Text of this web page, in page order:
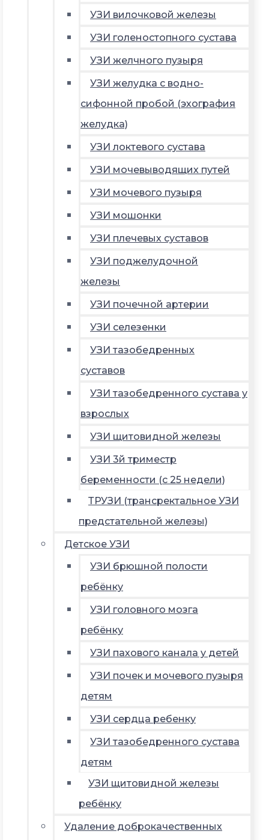
УЗИ вилочковой железы
УЗИ голеностопного сустава
УЗИ желчного пузыря
УЗИ желудка с водно-
сифонной пробой (эхография
желудка)
УЗИ локтевого сустава
УЗИ мочевыводящих путей
УЗИ мочевого пузыря
УЗИ мошонки
УЗИ плечевых суставов
УЗИ поджелудочной
железы
УЗИ почечной артерии
УЗИ селезенки
УЗИ тазобедренных
суставов
УЗИ тазобедренного сустава у
взрослых
УЗИ щитовидной железы
УЗИ 3й триместр
беременности (с 25 недели)
ТРУЗИ (трансректальное УЗИ
предстательной железы)
Детское УЗИ
УЗИ брюшной полости
ребёнку
УЗИ головного мозга
ребёнку
УЗИ пахового канала у детей
УЗИ почек и мочевого пузыря
детям
УЗИ сердца ребенку
УЗИ тазобедренного сустава
детям
УЗИ щитовидной железы
ребёнку
Удаление доброкачественных